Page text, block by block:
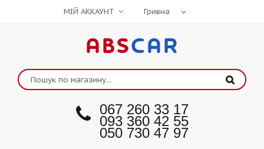
МІЙ АККАУНТ
ABSCAR
067 260 33 17
093 360 42 55
050 730 47 97